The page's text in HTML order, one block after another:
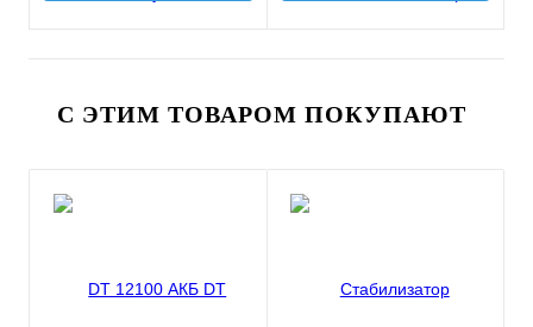
С ЭТИМ ТОВАРОМ ПОКУПАЮТ